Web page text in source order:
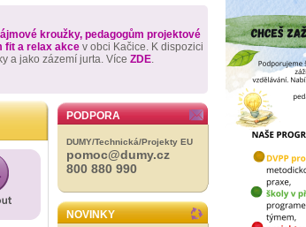
kroužky, pedagogům projektové
fit a relax akce v obci Kačice. K dispozici
a jako zázemí jurta. Více ZDE.
PODPORA
DUMY/Technická/Projekty EU
pomoc@dumy.cz
800 880 990
NOVINKY